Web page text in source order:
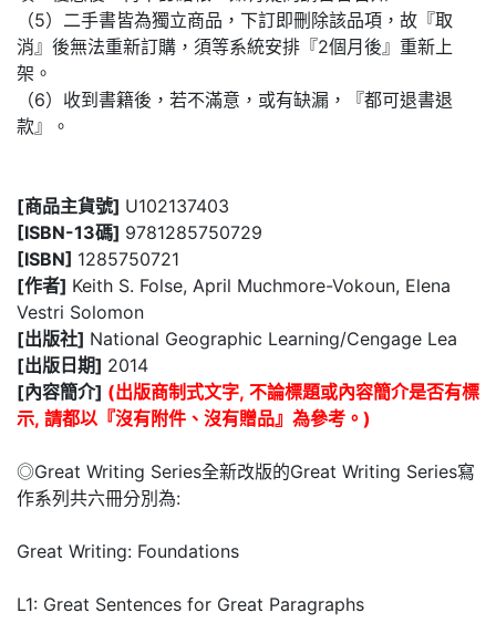
（5）二手書皆為獨立商品，下訂即刪除該品項，故『取
消』後無法重新訂購，須等系統安排『2個月後』重新上
架。
（6）收到書籍後，若不滿意，或有缺漏，『都可退書退
款』。
[商品主貨號] U102137403
[ISBN-13碼] 9781285750729
[ISBN] 1285750721
[作者] Keith S. Folse, April Muchmore-Vokoun, Elena
Vestri Solomon
[出版社] National Geographic Learning/Cengage Lea
[出版日期] 2014
[內容簡介] (出版商制式文字, 不論標題或內容簡介是否有標
示, 請都以『沒有附件、沒有贈品』為參考。)
◎Great Writing Series全新改版的Great Writing Series寫
作系列共六冊分別為:
Great Writing: Foundations
L1: Great Sentences for Great Paragraphs